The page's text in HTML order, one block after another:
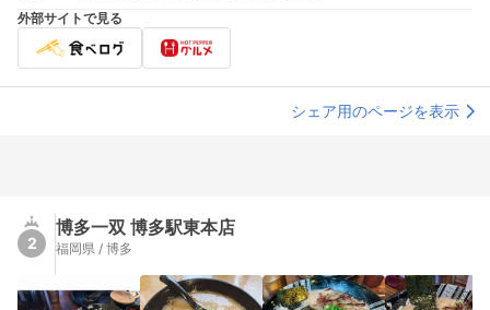
外部サイトで見る
シェア用のページを表示
2
博多一双 博多駅東本店
福岡県 / 博多